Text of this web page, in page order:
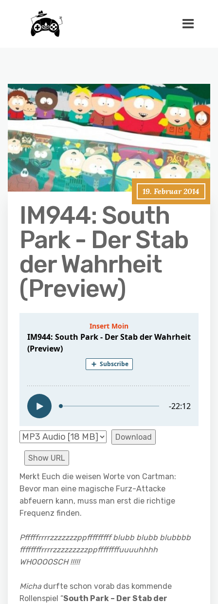
19. Februar 2014
IM944: South
Park - Der Stab
der Wahrheit
(Preview)
Download
Show URL
Merkt Euch die weisen Worte von Cartman:
Bevor man eine magische Furz-Attacke
abfeuern kann, muss man erst die richtige
Frequenz finden.
Pfffffrrrrzzzzzzzppfffffffff blubb blubb blubbbb
ffffffffrrrrzzzzzzzzzppffffffffuuuuhhhh
WHOOOOSCH !!!!!
Michadurfte schon vorab das kommende
Rollenspiel “South Park – Der Stab der